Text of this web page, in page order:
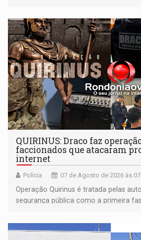
QUIRINUS: Draco faz
faccionados que atacaram
internet
Polícia 07 de Agosto de 2026 às
Operação Quirinus é tratada pelas
segurança pública como a primeira